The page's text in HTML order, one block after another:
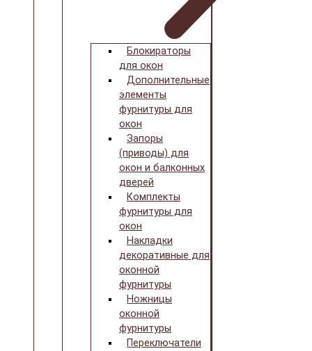
Блокираторы
для окон
Дополнительные
элементы
фурнитуры для
окон
Запоры
(приводы) для
окон и балконных
дверей
Комплекты
фурнитуры для
окон
Накладки
декоративные для
оконной
фурнитуры
Ножницы
оконной
фурнитуры
Переключатели